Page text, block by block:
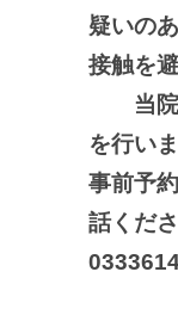
疑いの
接触を
当院
を行いま
事前予
話くだ